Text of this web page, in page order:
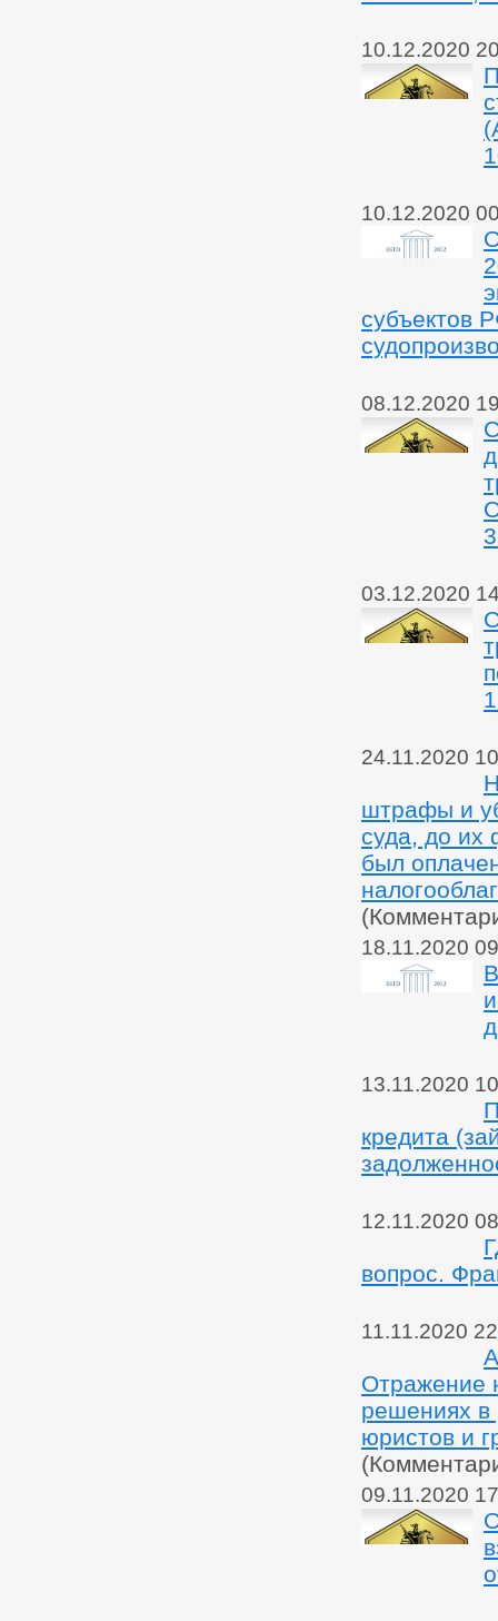
10.12.2020
10.12.2020
субъектов
08.12.2020
03.12.2020
24.11.2020
штрафы и
суда, до их
был
18.11.2020
13.11.2020
кредита
12.11.2020
вопрос.
11.11.2020
Отражение
решениях в
юристов и
09.11.2020